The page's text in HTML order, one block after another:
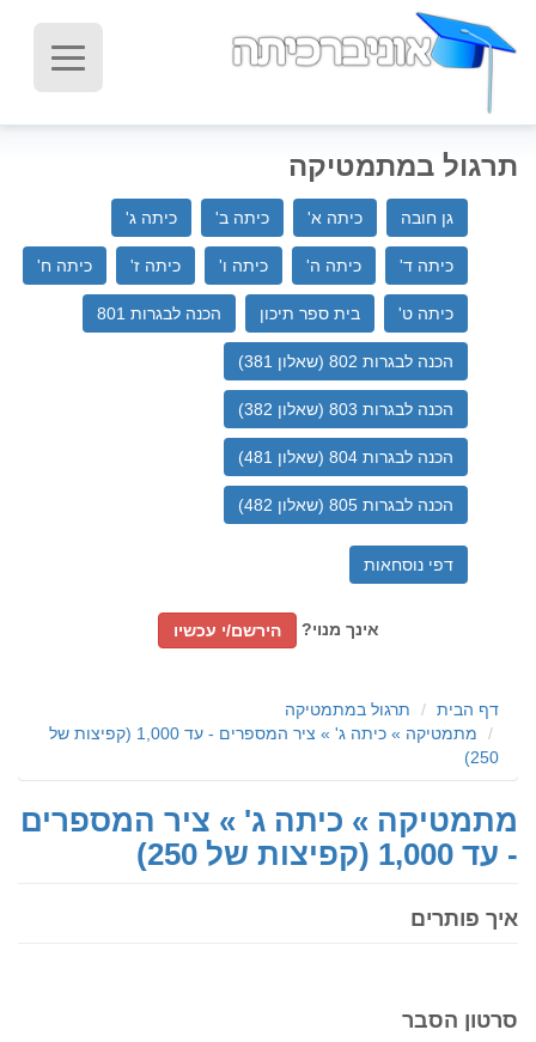
תרגול במתמטיקה
גן חובה כיתה א' כיתה ב' כיתה ג'
כיתה ד' כיתה ה' כיתה ו' כיתה ז' כיתה ח'
כיתה ט' בית ספר תיכון‬ הכנה לבגרות 801
הכנה לבגרות 802 (שאלון 381)
הכנה לבגרות 803 (שאלון 382)
הכנה לבגרות 804 (שאלון 481)
הכנה לבגרות 805 (שאלון 482)
דפי נוסחאות
אינך מנוי? הירשם/י עכשיו
דף הבית
תרגול במתמטיקה
מתמטיקה » כיתה ג' » ציר המספרים - עד 1,000 (קפיצות של
250)
מתמטיקה » כיתה ג' » ציר המספרים
- עד 1,000 (קפיצות של 250)
איך פותרים
סרטון הסבר